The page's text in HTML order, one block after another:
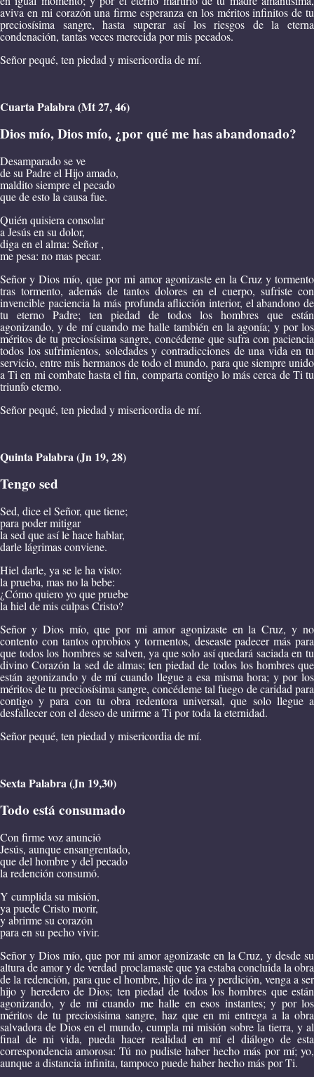
aviva en mi corazón una firme esperanza en los méritos infinitos de tu
preciosísima sangre, hasta superar así los riesgos de la eterna
condenación, tantas veces merecida por mis pecados.
Señor pequé, ten piedad y misericordia de mí.
Cuarta Palabra (Mt 27, 46)
Dios mío, Dios mío, ¿por qué me has abandonado?
Desamparado se ve
de su Padre el Hijo amado,
maldito siempre el pecado
que de esto la causa fue.
Quién quisiera consolar
a Jesús en su dolor,
diga en el alma: Señor ,
me pesa: no mas pecar.
Señor y Dios mío, que por mi amor agonizaste en la Cruz y tormento
tras tormento, además de tantos dolores en el cuerpo, sufriste con
invencible paciencia la más profunda aflicción interior, el abandono de
tu eterno Padre; ten piedad de todos los hombres que están
agonizando, y de mí cuando me halle también en la agonía; y por los
méritos de tu preciosísima sangre, concédeme que sufra con paciencia
todos los sufrimientos, soledades y contradicciones de una vida en tu
servicio, entre mis hermanos de todo el mundo, para que siempre unido
a Ti en mi combate hasta el fin, comparta contigo lo más cerca de Ti tu
triunfo eterno.
Señor pequé, ten piedad y misericordia de mí.
Quinta Palabra (Jn 19, 28)
Tengo sed
Sed, dice el Señor, que tiene;
para poder mitigar
la sed que así le hace hablar,
darle lágrimas conviene.
Hiel darle, ya se le ha visto:
la prueba, mas no la bebe:
¿Cómo quiero yo que pruebe
la hiel de mis culpas Cristo?
Señor y Dios mío, que por mi amor agonizaste en la Cruz, y no
contento con tantos oprobios y tormentos, deseaste padecer más para
que todos los hombres se salven, ya que solo así quedará saciada en tu
divino Corazón la sed de almas; ten piedad de todos los hombres que
están agonizando y de mí cuando llegue a esa misma hora; y por los
méritos de tu preciosísima sangre, concédeme tal fuego de caridad para
contigo y para con tu obra redentora universal, que solo llegue a
desfallecer con el deseo de unirme a Ti por toda la eternidad.
Señor pequé, ten piedad y misericordia de mí.
Sexta Palabra (Jn 19,30)
Todo está consumado
Con firme voz anunció
Jesús, aunque ensangrentado,
que del hombre y del pecado
la redención consumó.
Y cumplida su misión,
ya puede Cristo morir,
y abrirme su corazón
para en su pecho vivir.
Señor y Dios mío, que por mi amor agonizaste en la Cruz, y desde su
altura de amor y de verdad proclamaste que ya estaba concluida la obra
de la redención, para que el hombre, hijo de ira y perdición, venga a ser
hijo y heredero de Dios; ten piedad de todos los hombres que están
agonizando, y de mí cuando me halle en esos instantes; y por los
méritos de tu preciosísima sangre, haz que en mi entrega a la obra
salvadora de Dios en el mundo, cumpla mi misión sobre la tierra, y al
final de mi vida, pueda hacer realidad en mí el diálogo de esta
correspondencia amorosa: Tú no pudiste haber hecho más por mí; yo,
aunque a distancia infinita, tampoco puede haber hecho más por Ti.